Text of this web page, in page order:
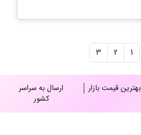
Page1
Page
2
Page
3
بهترین قیمت بازار
ارسال به سراسر
کشور